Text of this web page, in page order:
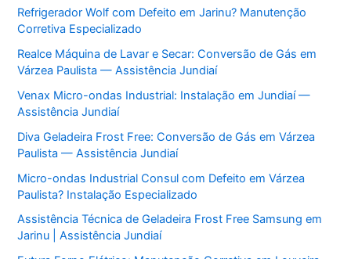
Refrigerador Wolf com Defeito em Jarinu? Manutenção
Corretiva Especializado
Realce Máquina de Lavar e Secar: Conversão de Gás em
Várzea Paulista — Assistência Jundiaí
Venax Micro-ondas Industrial: Instalação em Jundiaí —
Assistência Jundiaí
Diva Geladeira Frost Free: Conversão de Gás em Várzea
Paulista — Assistência Jundiaí
Micro-ondas Industrial Consul com Defeito em Várzea
Paulista? Instalação Especializado
Assistência Técnica de Geladeira Frost Free Samsung em
Jarinu | Assistência Jundiaí